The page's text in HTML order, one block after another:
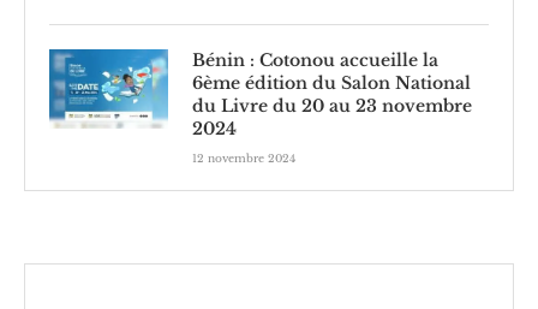
Bénin : Cotonou accueille la
6ème édition du Salon National
du Livre du 20 au 23 novembre
2024
12 novembre 2024